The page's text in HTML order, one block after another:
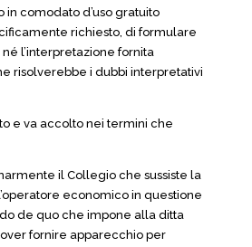
in comodato d’uso gratuito
richiesto, di formulare
né l’interpretazione fornita
risolverebbe i dubbi interpretativi
e va accolto nei termini che
il Collegio che sussiste la
economico in questione
de quo che impone alla ditta
fornire apparecchio per